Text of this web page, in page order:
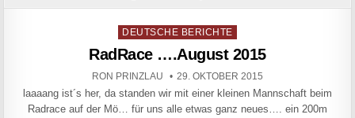
Posted in
DEUTSCHE BERICHTE
RadRace ….August 2015
AUTHOR:
RON PRINZLAU PUBLISHED DATE:
29. OKTOBER 2015
laaaang ist´s her, da standen wir mit einer kleinen Mannschaft beim
Radrace auf der Mö… für uns alle etwas ganz neues…. ein 200m